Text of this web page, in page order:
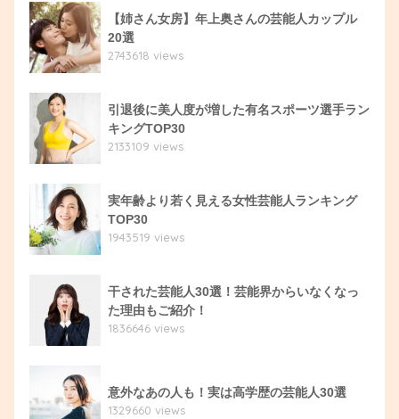
【姉さん女房】年上奥さんの芸能人カップル
20選
2743618 views
引退後に美人度が増した有名スポーツ選手ラン
キングTOP30
2133109 views
実年齢より若く見える女性芸能人ランキング
TOP30
1943519 views
干された芸能人30選！芸能界からいなくなっ
た理由もご紹介！
1836646 views
意外なあの人も！実は高学歴の芸能人30選
1329660 views